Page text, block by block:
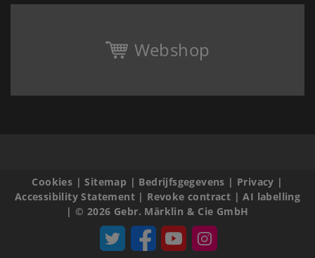
Webshop
Cookies |Sitemap | Bedrijfsgegevens | Privacy |
Accessibility Statement| Revoke contract |AI labelling
|© 2026 Gebr. Märklin & Cie GmbH